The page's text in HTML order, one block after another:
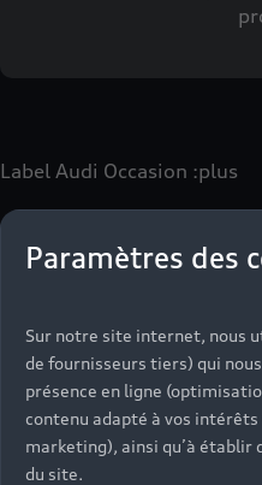
Label Audi Occasion :plus
Le label Audi Occasion:plus
véhicules neufs :
- Jusqu'à 130 points de
motorisation
- Garantie jusqu’à 24
- Assistance 24/7 en
Découvrez également
Paramètres des
Sur notre site internet, nous
de fournisseurs tiers) qui
présence en ligne
contenu adapté à vos
marketing), ainsi qu’à
du site.